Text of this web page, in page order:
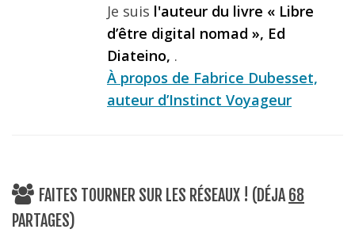
Je suis l'auteur du livre « Libre
d’être digital nomad », Ed
Diateino, .
À propos de Fabrice Dubesset,
auteur d’Instinct Voyageur
FAITES TOURNER SUR LES RÉSEAUX ! (DÉJA 68
PARTAGES)